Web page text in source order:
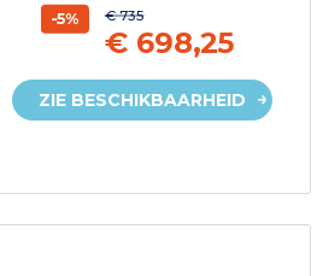
-5% € 735
€ 698,25
ZIE BESCHIKBAARHEID